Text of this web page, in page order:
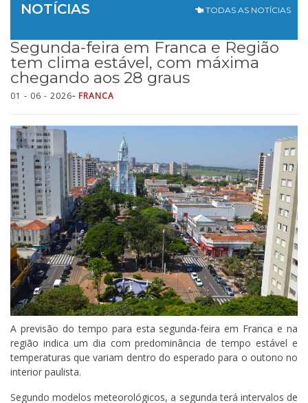
NOTÍCIAS TODAS AS NOTÍCIAS
Segunda-feira em Franca e Região
tem clima estável, com máxima
chegando aos 28 graus
01 - 06 - 2026- FRANCA
A previsão do tempo para esta segunda-feira em Franca e na
região indica um dia com predominância de tempo estável e
temperaturas que variam dentro do esperado para o outono no
interior paulista.
Segundo modelos meteorológicos, a segunda terá intervalos de